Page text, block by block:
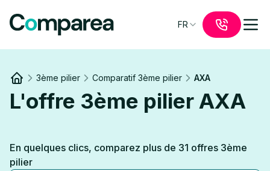
FR
3ème pilier Comparatif 3ème pilier AXA
L'offre 3ème pilier AXA
En quelques clics, comparez plus de 31 offres 3ème
pilier